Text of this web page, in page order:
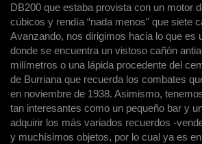
DB200 que estaba provista con un motor
cúbicos y rendía “nada menos” que siete
Avanzando, nos dirigimos hacia lo que es
donde se encuentra un vistoso cañón
milímetros o una lápida procedente del
de Burriana que recuerda los combates
en noviembre de 1938. Asimismo,
tan interesantes como un pequeño bar y
adquirir los más variados recuerdos -
y muchísimos objetos, por lo cual ya es